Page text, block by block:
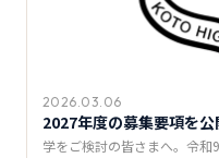
2026.03.06
2027年度の募集要項を
学をご検討の皆さまへ。令